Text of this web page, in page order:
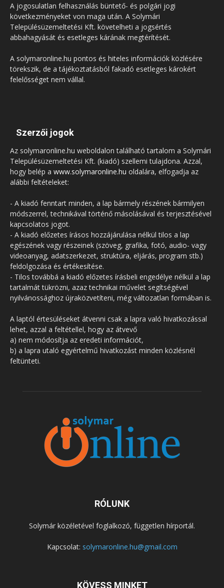
A jogosulatlan felhasználás büntető- és polgári jogi
következményeket von maga után. A Solymári
Településüzemeltetési Kft. követelheti a jogsértés
abbahagyását és esetleges kárának megtérítését.
A solymaronline.hu pontos és hiteles információk közlésére
törekszik, de a tájékoztatásból fakadó esetleges károkért
felelősséget nem vállal.
Szerzői jogok
Az solymaronline.hu weboldalon található tartalom a Solymári
Településüzemeltetési Kft. (kiadó) szellemi tulajdona. Azzal,
hogy belép a www.solymaronline.hu oldalára, elfogadja az
alábbi feltételeket:
- A kiadó fenntart minden, a lap bármely részének bármilyen
módszerrel, technikával történő másolásával és terjesztésével
kapcsolatos jogot.
- A kiadó előzetes írásos hozzájárulása nélkül tilos a lap
egészének vagy részeinek (szöveg, grafika, fotó, audio- vagy
videoanyag, adatszerkezet, struktúra, eljárás, program stb.)
feldolgozása és értékesítése.
- Tilos továbbá a kiadó előzetes írásbeli engedélye nélkül a lap
tartalmát tükrözni, azaz technikai művelet segítségével
nyilvánossághoz újraközvetíteni, még változatlan formában is.
A laptól értesüléseket átvenni csak a lapra való hivatkozással
lehet, azzal a feltétellel, hogy az átvevő
a) nem módosítja az eredeti információt,
b) a lapra utaló egyértelmű hivatkozást minden közlésnél
feltünteti.
RÓLUNK
Solymár közéletével foglalkozó, független hírportál.
Kapcsolat: solymaronline.hu@gmail.com
KÖVESS MINKET